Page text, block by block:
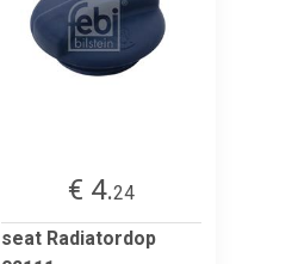
€ 4.24
seat Radiatordop